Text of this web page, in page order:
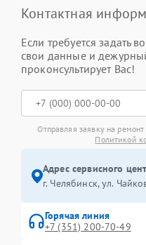
Контактная
Если требуется задать
свои данные и
проконсультирует Вас!
Отправляя заявку на
Политикой
Адрес сервисного
г. Челябинск, ул.
Горячая линия
+7 (351) 200-70-49